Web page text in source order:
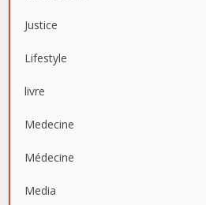
Justice
Lifestyle
livre
Medecine
Médecine
Media